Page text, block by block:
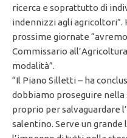
ricerca e soprattutto di
indennizzi agli agricoltori”.
prossime giornate
Commissario
modalità”.
“Il Piano Silletti – ha
dobbiamo proseguire
proprio per salvaguardare
salentino. Serve un grande